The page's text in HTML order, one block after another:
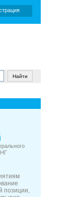
позиции,